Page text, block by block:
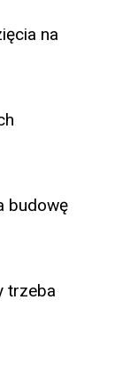
na
budowę
trzeba